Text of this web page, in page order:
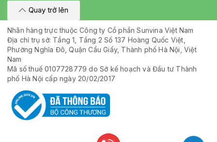
Quay trở lên
Nhãn hàng trực thuộc Công ty Cổ phần Sunvina Việt Nam
Địa chỉ trụ sở: Tầng 1, Tầng 2 Số 137 Hoàng Quốc Việt,
Phường Nghĩa Đô, Quận Cầu Giấy, Thành phố Hà Nội, Việt
Nam
Mã số thuế 0107728779 do Sở kế hoạch và Đầu tư Thành
phố Hà Nội cấp ngày 20/02/2017